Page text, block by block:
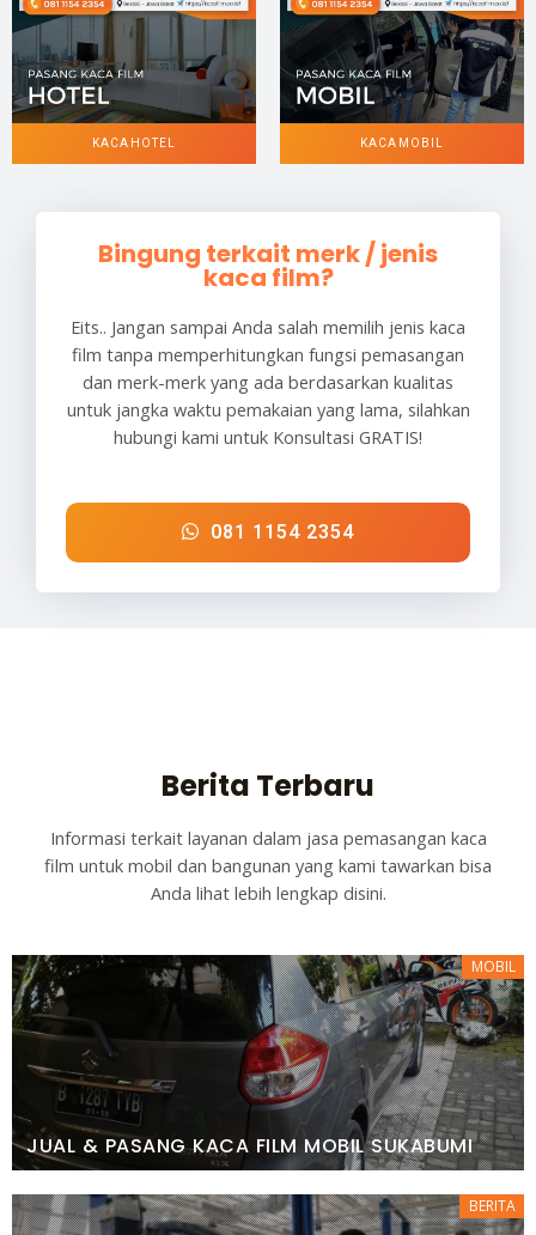
KACA HOTEL KACA MOBIL
Bingung terkait merk / jenis
kaca film?
Eits.. Jangan sampai Anda salah memilih jenis kaca
film tanpa memperhitungkan fungsi pemasangan
dan merk-merk yang ada berdasarkan kualitas
untuk jangka waktu pemakaian yang lama, silahkan
hubungi kami untuk Konsultasi GRATIS!
081 1154 2354
Berita Terbaru
Informasi terkait layanan dalam jasa pemasangan kaca
film untuk mobil dan bangunan yang kami tawarkan bisa
Anda lihat lebih lengkap disini.
MOBIL
JUAL & PASANG KACA FILM MOBIL SUKABUMI
BERITA